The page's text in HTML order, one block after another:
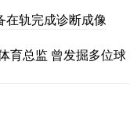
在轨完成诊断成像
育总监 曾发掘多位球